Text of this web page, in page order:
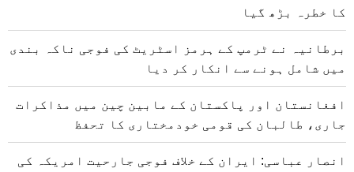
کا خطرہ بڑھ گیا
برطانیہ نے ٹرمپ کے ہرمز اسٹریٹ کی فوجی ناکہ بندی
میں شامل ہونے سے انکار کر دیا
افغانستان اور پاکستان کے مابین چین میں مذاکرات
جاری، طالبان کی قومی خودمختاری کا تحفظ
انصار عباسی: ایران کے خلاف فوجی جارحیت امریکہ کی